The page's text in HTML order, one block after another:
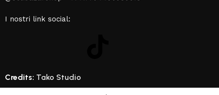
I nostri link social:
Credits: Tako Studio